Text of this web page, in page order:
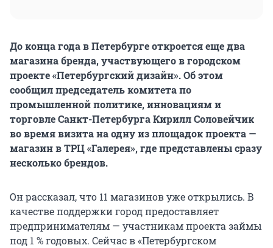
До конца года в Петербурге откроется еще два
магазина бренда, участвующего в городском
проекте «Петербургский дизайн». Об этом
сообщил председатель комитета по
промышленной политике, инновациям и
торговле Санкт-Петербурга Кирилл Соловейчик
во время визита на одну из площадок проекта —
магазин в ТРЦ «Галерея», где представлены сразу
несколько брендов.
Он рассказал, что 11 магазинов уже открылись. В
качестве поддержки город предоставляет
предпринимателям — участникам проекта займы
под 1 % годовых. Сейчас в «Петербургском